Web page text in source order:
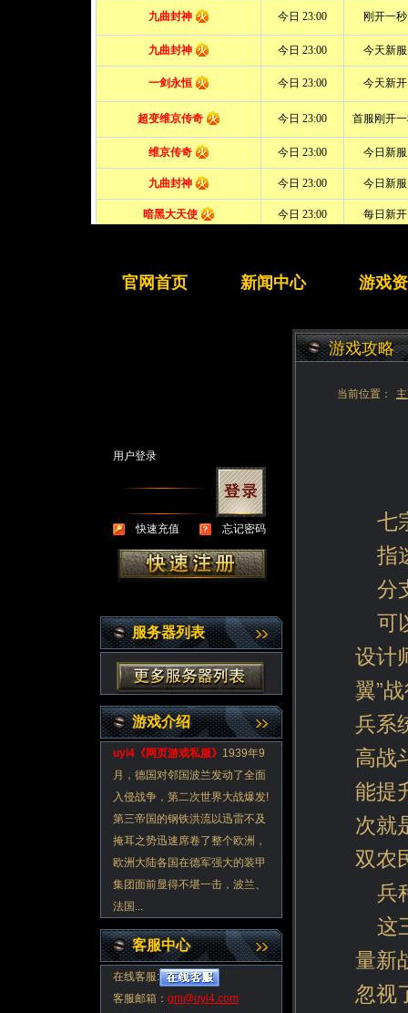
官网首页 新闻中心 游戏
用户登录
忘记密码
快速充值
服务器列表
游戏介绍
uyi4《网页游戏私服》 1939年9
月，德国对邻国波兰发动了全面
入侵战争，第二次世界大战爆发!
第三帝国的钢铁洪流以迅雷不及
掩耳之势迅速席卷了整个欧洲，
欧洲大陆各国在德军强大的装甲
集团面前显得不堪一击，波兰、
法国...
客服中心
在线客服:
客服邮箱： gm@uyi4.com
游戏攻略
当前位置：
七
指
分
可
设计
翼”
兵系
高战
能提
次就
双农
兵
这
量新
忽视